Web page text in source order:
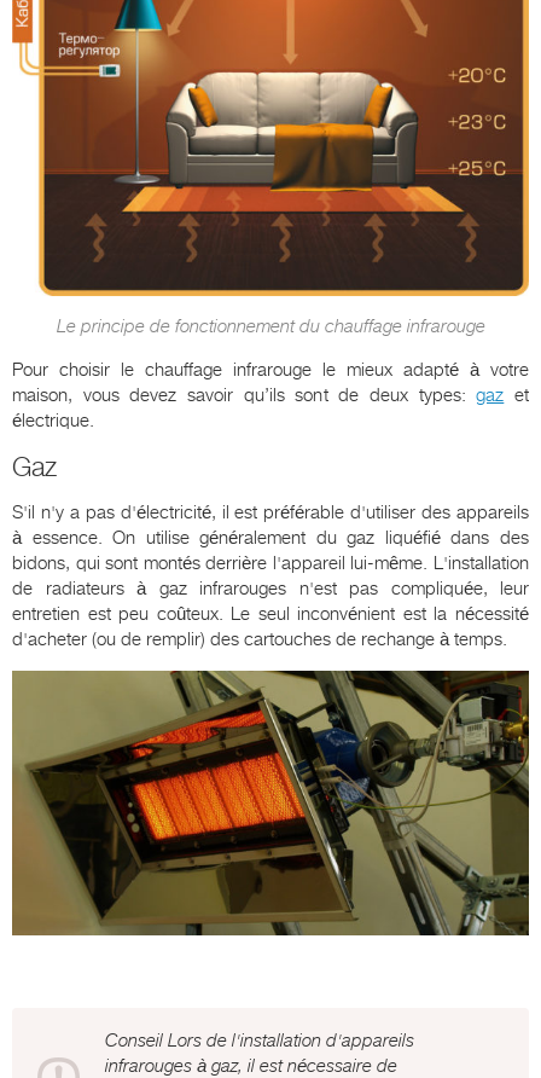
Le principe de fonctionnement du chauffage infrarouge
Pour choisir le chauffage infrarouge le mieux adapté à votre
maison, vous devez savoir qu’ils sont de deux types:gaz et
électrique.
Gaz
S'il n'y a pas d'électricité, il est préférable d'utiliser des appareils
à essence. On utilise généralement du gaz liquéfié dans des
bidons, qui sont montés derrière l'appareil lui-même. L'installation
de radiateurs à gaz infrarouges n'est pas compliquée, leur
entretien est peu coûteux. Le seul inconvénient est la nécessité
d'acheter (ou de remplir) des cartouches de rechange à temps.
Conseil Lors de l'installation d'appareils
infrarouges à gaz, il est nécessaire de